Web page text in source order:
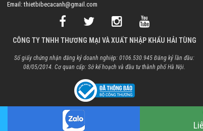
Email: thietbibecacanh@gmail.com
CÔNG TY TNHH THƯƠNG MẠI VÀ XUẤT NHẬP KHẨU HẢI TÙNG
Số giấy chứng nhận đăng ký doanh nghiệp: 0106.530.945 Đăng ký lần đầu:
08/05/2014. Cơ quan cấp: Sở kế hoạch và đầu tư thành phố Hà Nội.